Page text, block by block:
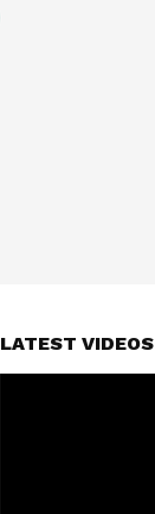
LATEST VIDEOS